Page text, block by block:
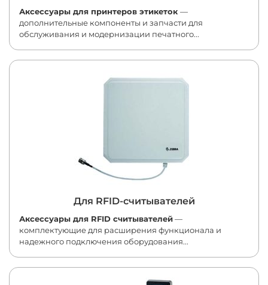
Аксессуары для принтеров этикеток —
дополнительные компоненты и запчасти для
обслуживания и модернизации печатного...
Для RFID-считывателей
Аксессуары для RFID считывателей—
комплектующие для расширения функционала и
надежного подключения оборудования...